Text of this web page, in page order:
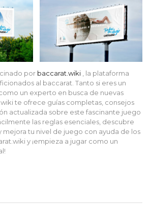
por baccarat.wiki , la plataforma
al baccarat. Tanto si eres un
un experto en busca de nuevas
te ofrece guías completas, consejos
actualizada sobre este fascinante juego
las reglas esenciales, descubre
mejora tu nivel de juego con ayuda de los
y ¡empieza a jugar como un